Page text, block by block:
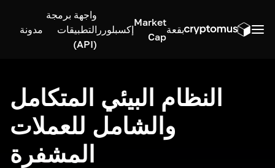
بقعة
Market
Cap
إكسبلورر
واجهة برمجة
التطبيقات
(API)
مدونة
النظام البيئي المتكامل
والشامل للعملات
المشفرة